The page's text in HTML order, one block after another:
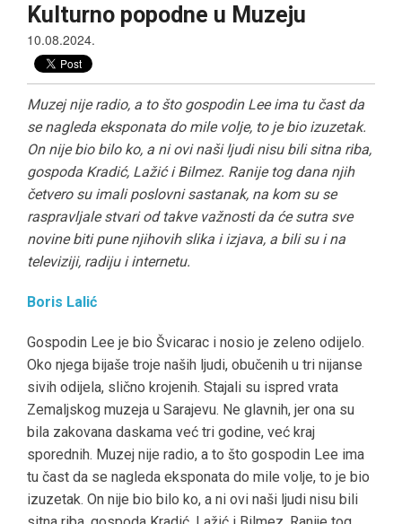
Kulturno popodne u Muzeju
10.08.2024.
Muzej nije radio, a to što gospodin Lee ima tu čast da
se nagleda eksponata do mile volje, to je bio izuzetak.
On nije bio bilo ko, a ni ovi naši ljudi nisu bili sitna riba,
gospoda Kradić, Lažić i Bilmez. Ranije tog dana njih
četvero su imali poslovni sastanak, na kom su se
raspravljale stvari od takve važnosti da će sutra sve
novine biti pune njihovih slika i izjava, a bili su i na
televiziji, radiju i internetu.
Boris Lalić
Gospodin Lee je bio Švicarac i nosio je zeleno odijelo.
Oko njega bijaše troje naših ljudi, obučenih u tri nijanse
sivih odijela, slično krojenih. Stajali su ispred vrata
Zemaljskog muzeja u Sarajevu. Ne glavnih, jer ona su
bila zakovana daskama već tri godine, već kraj
sporednih. Muzej nije radio, a to što gospodin Lee ima
tu čast da se nagleda eksponata do mile volje, to je bio
izuzetak. On nije bio bilo ko, a ni ovi naši ljudi nisu bili